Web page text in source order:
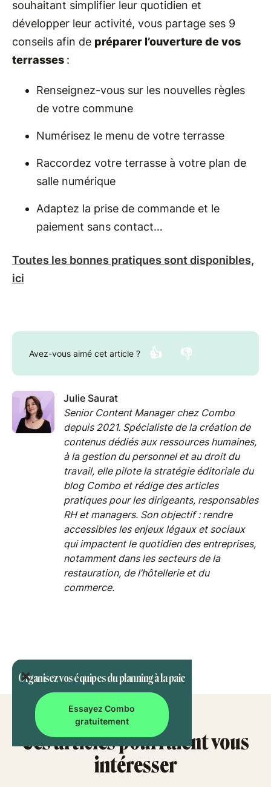
Organisez vos équipes du planning à la paie
Essayez Combo
gratuitement
souhaitant simplifier leur quotidien et
développer leur activité, vous partage ses 9
conseils afin de préparer l’ouverture de vos
terrasses :
Renseignez-vous sur les nouvelles règles
de votre commune
Numérisez le menu de votre terrasse
Raccordez votre terrasse à votre plan de
salle numérique
Adaptez la prise de commande et le
paiement sans contact…
Toutes les bonnes pratiques sont disponibles,
ici
Avez-vous aimé cet article ? 👍 👎
Julie Saurat
Senior Content Manager chez Combo
depuis 2021. Spécialiste de la création de
contenus dédiés aux ressources humaines,
à la gestion du personnel et au droit du
travail, elle pilote la stratégie éditoriale du
blog Combo et rédige des articles
pratiques pour les dirigeants, responsables
RH et managers. Son objectif : rendre
accessibles les enjeux légaux et sociaux
qui impactent le quotidien des entreprises,
notamment dans les secteurs de la
restauration, de l’hôtellerie et du
commerce.
Ces articles pourraient vous
intéresser